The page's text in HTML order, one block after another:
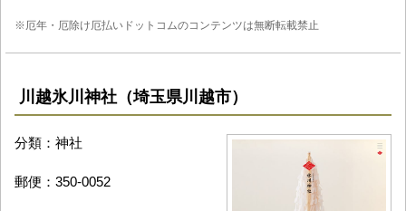
※厄年・厄除け厄払いドットコムのコンテンツは無断転載禁止
川越氷川神社（埼玉県川越市）
分類：神社
郵便：350-0052